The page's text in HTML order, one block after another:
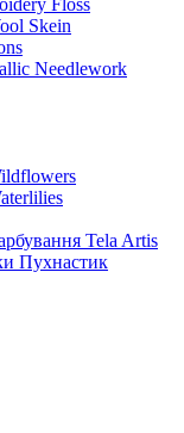
Skein
Needlework
Tela Artis
Пухнастик